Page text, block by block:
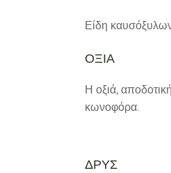
Είδη
ΟΞΙΑ
Η οξιά,
κωνοφόρα.
ΔΡΥΣ